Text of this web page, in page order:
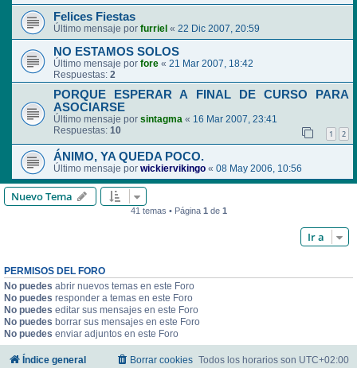
Felices Fiestas
Último mensaje por furriel « 22 Dic 2007, 20:59
NO ESTAMOS SOLOS
Último mensaje por fore « 21 Mar 2007, 18:42
Respuestas: 2
PORQUE ESPERAR A FINAL DE CURSO PARA
ASOCIARSE
Último mensaje por sintagma « 16 Mar 2007, 23:41
Respuestas: 10 1 2
ÁNIMO, YA QUEDA POCO.
Último mensaje por wickiervikingo « 08 May 2006, 10:56
Nuevo Tema
41 temas • Página 1 de 1
Ir a
PERMISOS DEL FORO
No puedes abrir nuevos temas en este Foro
No puedes responder a temas en este Foro
No puedes editar sus mensajes en este Foro
No puedes borrar sus mensajes en este Foro
No puedes enviar adjuntos en este Foro
Índice general Todos los horarios son UTC+02:00
Borrar cookies